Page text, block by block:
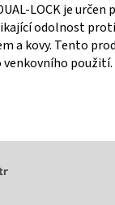
LOCK je určen
odolnost proti
a kovy. Tento